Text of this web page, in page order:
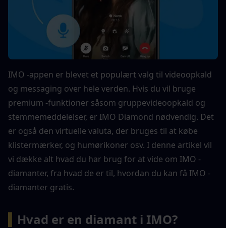
IMO -appen er blevet et populært valg til videoopkald
og messaging over hele verden. Hvis du vil bruge
premium -funktioner såsom gruppevideoopkald og
stemmemeddelelser, er IMO Diamond nødvendig. Det
er også den virtuelle valuta, der bruges til at købe
klistermærker, og humørikoner osv. I denne artikel vil
vi dække alt hvad du har brug for at vide om IMO -
diamanter, fra hvad de er til, hvordan du kan få IMO -
diamanter gratis.
Hvad er en diamant i IMO?